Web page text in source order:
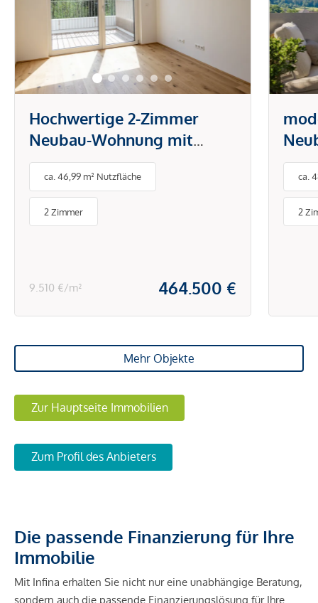
Hochwertige 2-Zimmer
Neubau-Wohnung mit
Balkon (W10)
ca. 46,99 m² Nutzfläche
2 Zimmer
9.510 €/m² 464.500 €
ca.
2
Mehr Objekte
Zur Hauptseite Immobilien
Zum Profil des Anbieters
Die passende Finanzierung für Ihre
Immobilie
Mit Infina erhalten Sie nicht nur eine unabhängige Beratung,
sondern auch die passende Finanzierungslösung für Ihre